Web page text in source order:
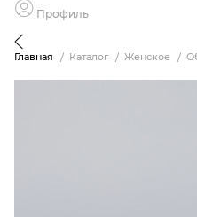
Профиль
Главная Каталог Женское